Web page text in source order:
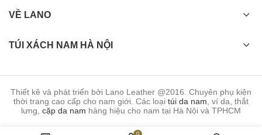
VỀ LANO
TÚI XÁCH NAM HÀ NỘI
Thiết kê và phát triển bởi Lano Leather @2016. Chuyên phụ kiện
thời trang cao cấp cho nam giới. Các loại túi da nam, ví da, thắt
lưng, cặp da nam hàng hiệu cho nam tại Hà Nội và TPHCM
0